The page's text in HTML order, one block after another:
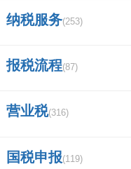
都提示密码错误，
纳税服务(253)
报税流程(87)
营业税(316)
国税申报(119)